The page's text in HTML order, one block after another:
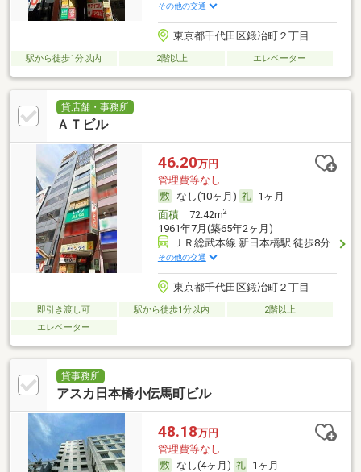
その他の交通
東京都千代田区鍛冶町２丁目
駅から徒歩1分以内 2階以上 エレベーター
貸店舗・事務所
ＡＴビル
46.20万円
管理費等なし
なし(10ヶ月)
1ヶ月
面積72.42m2
1961年7月(築65年2ヶ月)
ＪＲ総武本線 新日本橋駅 徒歩8分
その他の交通
東京都千代田区鍛冶町２丁目
即引き渡し可 駅から徒歩1分以内
2階以上
エレベーター
貸事務所
アスカ日本橋小伝馬町ビル
48.18万円
管理費等なし
なし(4ヶ月)
1ヶ月